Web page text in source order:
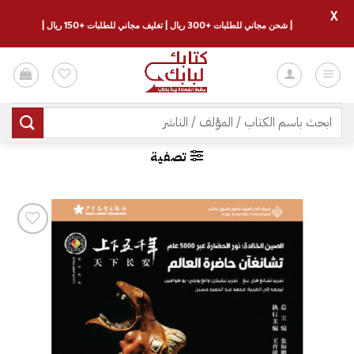
للمحتوى
البحث
عن:
تصفية
| شحن مجاني للطلبات +300 ريال | تغليف مجاني للطلبات +150 ريال |
X